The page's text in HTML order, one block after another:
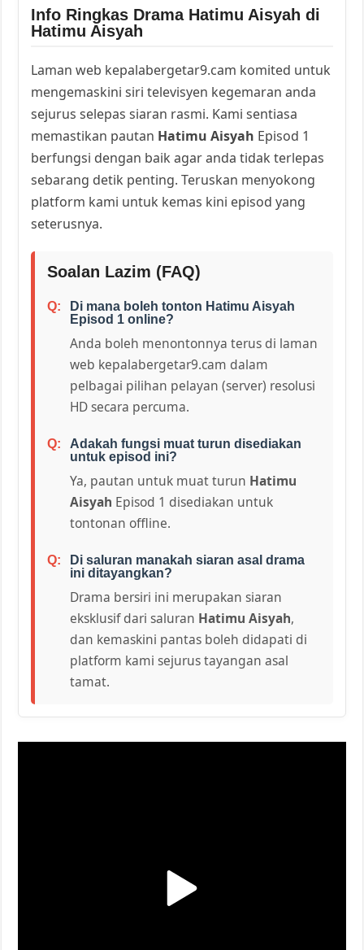
Info Ringkas Drama Hatimu Aisyah di
Hatimu Aisyah
Laman web kepalabergetar9.cam komited untuk
mengemaskini siri televisyen kegemaran anda
sejurus selepas siaran rasmi. Kami sentiasa
memastikan pautan Hatimu Aisyah Episod 1
berfungsi dengan baik agar anda tidak terlepas
sebarang detik penting. Teruskan menyokong
platform kami untuk kemas kini episod yang
seterusnya.
Soalan Lazim (FAQ)
Di mana boleh tonton Hatimu Aisyah
Episod 1 online?
Anda boleh menontonnya terus di laman
web kepalabergetar9.cam dalam
pelbagai pilihan pelayan (server) resolusi
HD secara percuma.
Adakah fungsi muat turun disediakan
untuk episod ini?
Ya, pautan untuk muat turun Hatimu
Aisyah Episod 1 disediakan untuk
tontonan offline.
Di saluran manakah siaran asal drama
ini ditayangkan?
Drama bersiri ini merupakan siaran
eksklusif dari saluran Hatimu Aisyah,
dan kemaskini pantas boleh didapati di
platform kami sejurus tayangan asal
tamat.